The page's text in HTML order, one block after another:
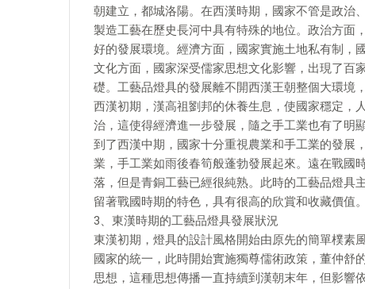
朝建立，都城洛陽。在西漢時期，國家不管是政治
製造工藝在歷史長河中具有特殊的地位。政治方面
好的發展環境。經濟方面，國家實施土地私有制，
文化方面，國家深受儒家思想文化影響，出現了百
礎。工藝品燈具的發展離不開西漢王朝整個大環境
西漢初期，漢高祖劉邦的休養生息，使國家穩定，
治，這使得經濟進一步發展，隨之手工業也有了明顯
到了西漢中期，國家十分重視農業和手工業的發展
業，手工業如雨後春筍般蓬勃發展起來。遠在戰國
落，但是青銅工藝已經很純熟。此時的工藝品燈具
留著戰國時期的特色，具有很高的欣賞和收藏價值。
3、東漢時期的工藝品燈具發展狀況
東漢初期，燈具的設計風格開始由原先的簡單樸素
國家的統一，此時開始實施獨尊儒術政策，董仲舒
思想，這種思想傳播一直持續到漢朝末年，但影響